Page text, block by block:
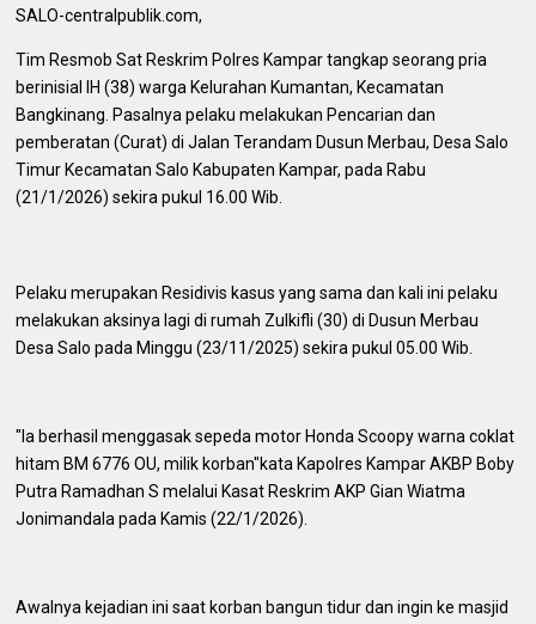
SALO-centralpublik.com,
Tim Resmob Sat Reskrim Polres Kampar tangkap seorang pria
berinisial IH (38) warga Kelurahan Kumantan, Kecamatan
Bangkinang. Pasalnya pelaku melakukan Pencarian dan
pemberatan (Curat) di Jalan Terandam Dusun Merbau, Desa Salo
Timur Kecamatan Salo Kabupaten Kampar, pada Rabu
(21/1/2026) sekira pukul 16.00 Wib.
Pelaku merupakan Residivis kasus yang sama dan kali ini pelaku
melakukan aksinya lagi di rumah Zulkifli (30) di Dusun Merbau
Desa Salo pada Minggu (23/11/2025) sekira pukul 05.00 Wib.
"Ia berhasil menggasak sepeda motor Honda Scoopy warna coklat
hitam BM 6776 OU, milik korban"kata Kapolres Kampar AKBP Boby
Putra Ramadhan S melalui Kasat Reskrim AKP Gian Wiatma
Jonimandala pada Kamis (22/1/2026).
Awalnya kejadian ini saat korban bangun tidur dan ingin ke masjid